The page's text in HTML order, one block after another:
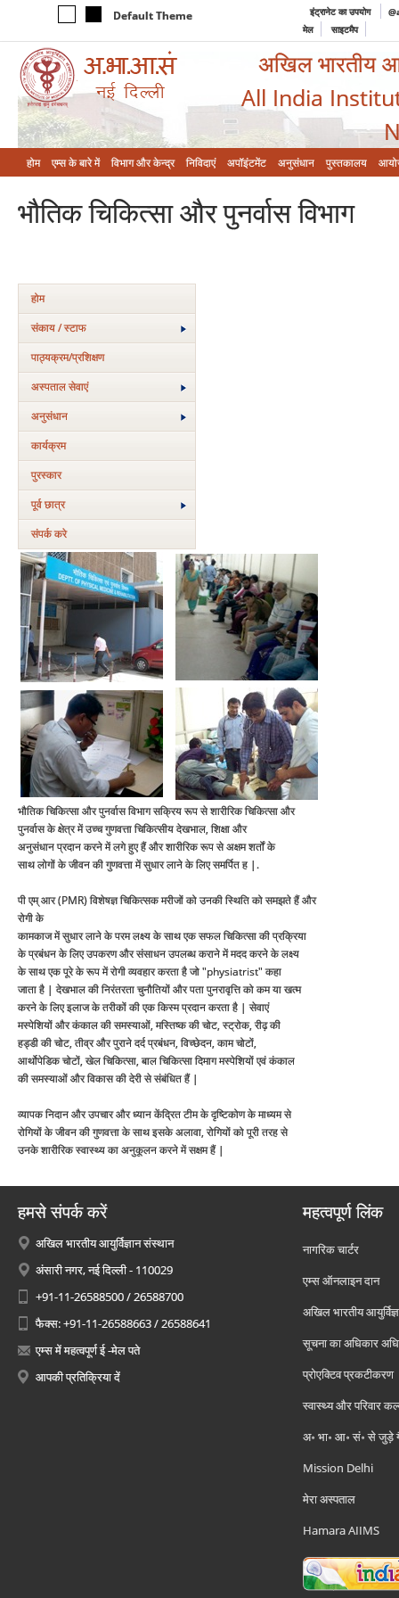
Default Theme इंट्रानेट का उपयोग
मेल
साइटमैप
अखिल भारतीय
All India
होम एम्‍स के बारे में विभाग और केन्‍द्र निविदाएं अपॉइंटमेंट अनुसंधान पुस्तकालय
भौतिक चिकित्सा और पुनर्वास विभाग
होम
संकाय / स्टाफ
पाठ्यक्रम/प्रशिक्षण
अस्‍पताल सेवाएं
अनुसंधान
कार्यक्रम
पुरस्‍कार
पूर्व छात्र
संपर्क करे
भौतिक चिकित्सा और पुनर्वास विभाग सक्रिय रूप से शारीरिक चिकित्सा और
पुनर्वास के क्षेत्र में उच्च गुणवत्ता चिकित्सीय देखभाल, शिक्षा और
अनुसंधान प्रदान करने में लगे हुए हैं और शारीरिक रूप से अक्षम शर्तों के
साथ लोगों के जीवन की गुणवत्ता में सुधार लाने के लिए समर्पित ह |.
पी एम् आर (PMR) विशेषज्ञ चिकित्सक मरीजों को उनकी स्थिति को समझते हैं और
रोगी के
कामकाज में सुधार लाने के परम लक्ष्य के साथ एक सफल चिकित्सा की प्रक्रिया
के प्रबंधन के लिए उपकरण और संसाधन उपलब्ध कराने में मदद करने के लक्ष्य
के साथ एक पूरे के रूप में रोगी व्यवहार करता है जो "physiatrist" कहा
जाता है | देखभाल की निरंतरता चुनौतियों और पता पुनरावृत्ति को कम या खत्म
करने के लिए इलाज के तरीकों की एक किस्म प्रदान करता है | सेवाएं
मस्पेशियों और कंकाल की समस्याओं, मस्तिष्क की चोट, स्ट्रोक, रीढ़ की
हड्डी की चोट, तीव्र और पुराने दर्द प्रबंधन, विच्छेदन, काम चोटों,
आर्थोपेडिक चोटों, खेल चिकित्सा, बाल चिकित्सा दिमाग मस्पेशियों एवं कंकाल
की समस्याओं और विकास की देरी से संबंधित हैं |
व्यापक निदान और उपचार और ध्यान केंद्रित टीम के दृष्टिकोण के माध्यम से
रोगियों के जीवन की गुणवत्ता के साथ इसके अलावा, रोगियों को पूरी तरह से
उनके शारीरिक स्वास्थ्य का अनुकूलन करने में सक्षम हैं |
हमसे संपर्क करें
अखिल भारतीय आयुर्विज्ञान संस्थान
अंसारी नगर, नई दिल्ली - 110029
+91-11-26588500 / 26588700
फैक्स: +91-11-26588663 / 26588641
एम्स में महत्वपूर्ण ई -मेल पते
आपकी प्रतिक्रिया दें
महत्वपूर्ण लिंक
नागरिक चार्टर
एम्स ऑनलाइन दान
अखिल भारतीय
सूचना का अधिकार
प्रोएक्टिव प्रकटीकरण
स्वास्थ्य और परिवार
अ॰ भा॰ आ॰ सं॰ से जुड़े
Mission Delhi
मेरा अस्पताल
Hamara AIIMS